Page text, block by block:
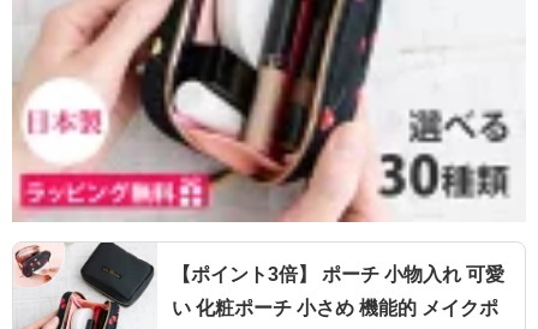
【ポイント3倍】 ポーチ 小物入れ 可愛
い 化粧ポーチ 小さめ 機能的 メイクポ